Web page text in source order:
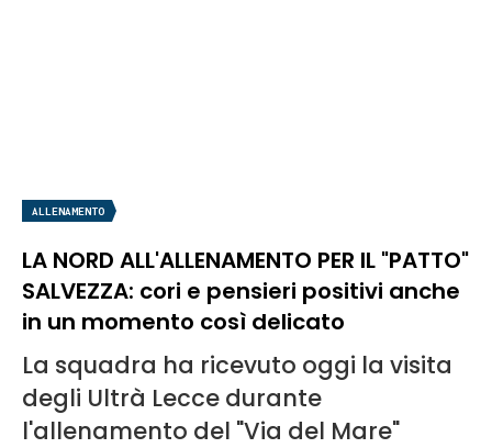
ALLENAMENTO
LA NORD ALL'ALLENAMENTO PER IL "PATTO"
SALVEZZA: cori e pensieri positivi anche
in un momento così delicato
La squadra ha ricevuto oggi la visita
degli Ultrà Lecce durante
l'allenamento del "Via del Mare"